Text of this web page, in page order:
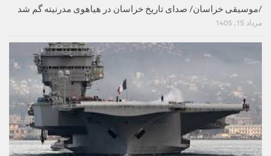
/موسیقی خراسان/ صدای تاریخ خراسان در هیاهوی مدرنیته گم شد
مرداد 15, 1405